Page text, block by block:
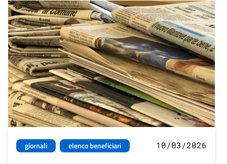
giornali elenco beneficiari 10/03/2026